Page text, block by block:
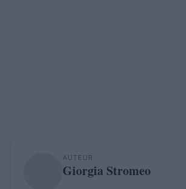
AUTEUR
Giorgia Stromeo